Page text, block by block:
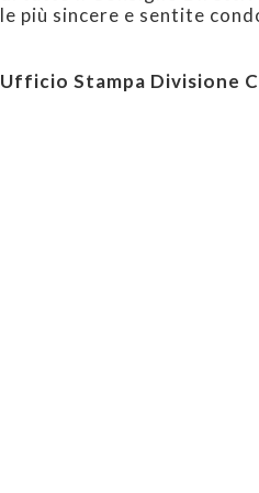
le più sincere e sentite
Ufficio Stampa Divisione